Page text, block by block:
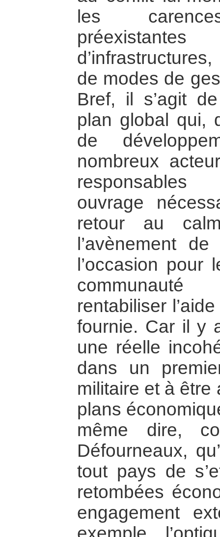
les
de modes de
Bref, il s’agit
plan global qui,
de
nombreux
responsables
ouvrage
retour au
l’avènement
l’occasion pour
rentabiliser
fournie. Car il y
une réelle
dans un
militaire et à être
plans
même dire,
Défourneaux,
tout pays de
retombées
engagement